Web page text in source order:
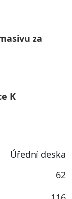
za
K
Úřední deska
62